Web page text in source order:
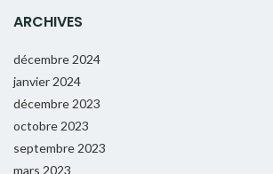
ARCHIVES
décembre 2024
janvier 2024
décembre 2023
octobre 2023
septembre 2023
mars 2023